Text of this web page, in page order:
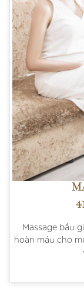
Massage bầu
hoàn máu cho